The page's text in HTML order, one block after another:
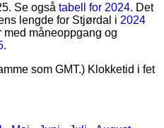
Se også tabell for 2024. Det
lengde for Stjørdal i 2024
med måneoppgang og
.
som GMT.) Klokketid i fet